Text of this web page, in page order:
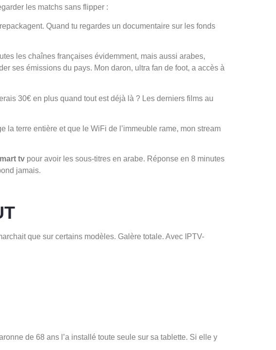
les matchs sans flipper :
Quand tu regardes un documentaire sur les fonds
les chaînes françaises évidemment, mais aussi arabes,
ses émissions du pays. Mon daron, ultra fan de foot, a accès à
30€ en plus quand tout est déjà là ? Les derniers films au
la terre entière et que le WiFi de l’immeuble rame, mon stream
tv pour avoir les sous-titres en arabe. Réponse en 8 minutes
jamais.
que sur certains modèles. Galère totale. Avec IPTV-
de 68 ans l’a installé toute seule sur sa tablette. Si elle y